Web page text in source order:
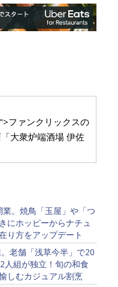
ファンクリックスの
大衆炉端酒場 伊佐
。焼鳥「玉屋」や「つ
にホッピーからナチュ
り方をアップデート
老舗「浅草今半」で20
人組が独立！旬の和食
しむカジュアル割烹